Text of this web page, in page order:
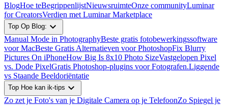
BlogHoe teBegrippenlijstNieuwsruimteOnze communityLuminar
for CreatorsVerdien met Luminar Marketplace
Top Op Blog: expand_more
Manual Mode in PhotographyBeste gratis fotobewerkingssoftware
voor MacBeste Gratis Alternatieven voor PhotoshopFix Blurry
Pictures On iPhoneHow Big Is 8x10 Photo SizeVastgelopen Pixel
vs. Dode PixelGratis Photoshop-plugins voor Fotografen.Liggende
vs Staande Beeldoriëntatie
Top Hoe kan ik-tips expand_more
Zo zet je Foto's van je Digitale Camera op je TelefoonZo Spiegel je